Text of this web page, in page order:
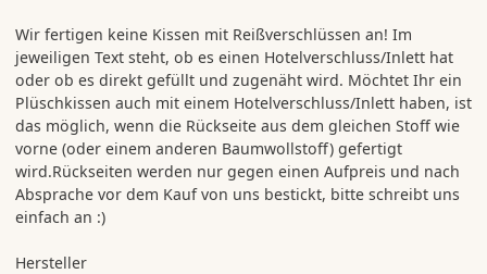
Wir fertigen keine Kissen mit Reißverschlüssen an! Im
jeweiligen Text steht, ob es einen Hotelverschluss/Inlett hat
oder ob es direkt gefüllt und zugenäht wird. Möchtet Ihr ein
Plüschkissen auch mit einem Hotelverschluss/Inlett haben, ist
das möglich, wenn die Rückseite aus dem gleichen Stoff wie
vorne (oder einem anderen Baumwollstoff) gefertigt
wird.Rückseiten werden nur gegen einen Aufpreis und nach
Absprache vor dem Kauf von uns bestickt, bitte schreibt uns
einfach an :)
Hersteller